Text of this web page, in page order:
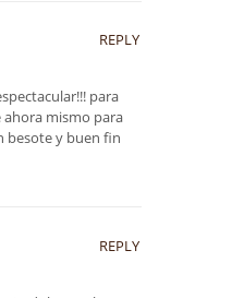
REPLY
para
ahora mismo para
besote y buen fin
REPLY